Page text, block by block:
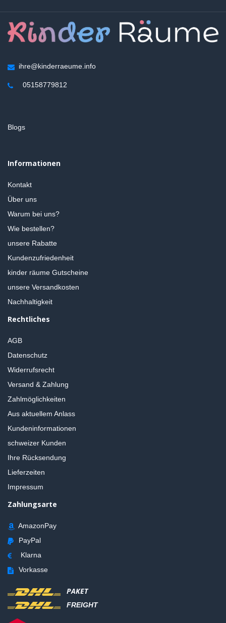
ihre@kinderraeume.info
05158779812
Blogs
Informationen
Kontakt
Über uns
Warum bei uns?
Wie bestellen?
unsere Rabatte
Kundenzufriedenheit
kinder räume Gutscheine
unsere Versandkosten
Nachhaltigkeit
Rechtliches
AGB
Datenschutz
Widerrufsrecht
Versand & Zahlung
Zahlmöglichkeiten
Aus aktuellem Anlass
Kundeninformationen
schweizer Kunden
Ihre Rücksendung
Lieferzeiten
Impressum
Zahlungsarte
AmazonPay
PayPal
Klarna
Vorkasse
PAKET
FREIGHT